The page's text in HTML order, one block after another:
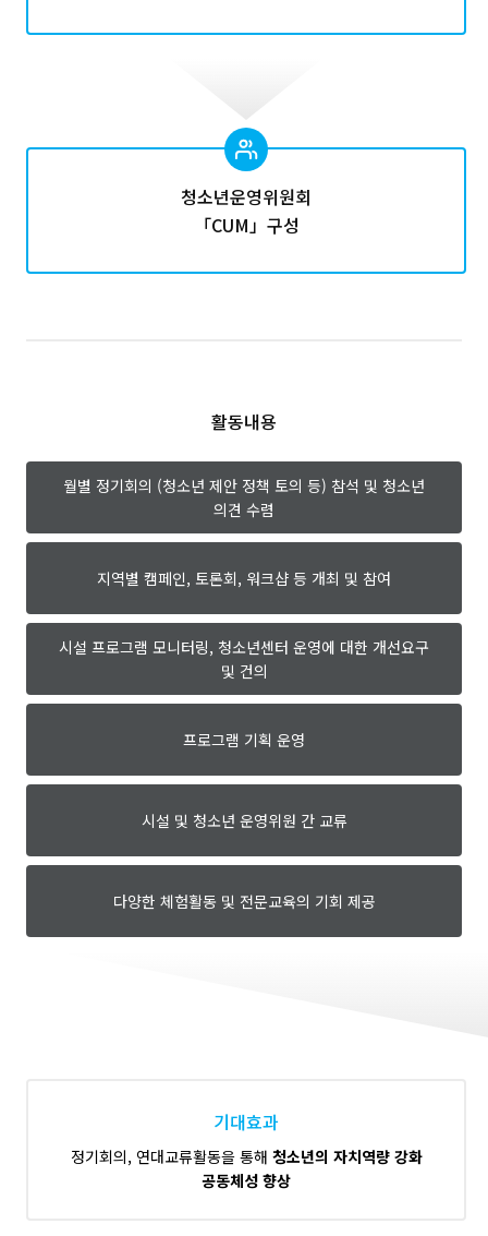
청소년운영위원회
「CUM」구성
활동내용
월별 정기회의 (청소년 제안 정책 토의 등) 참석 및 청소년
의견 수렴
지역별 캠페인, 토론회, 워크샵 등 개최 및 참여
시설 프로그램 모니터링, 청소년센터 운영에 대한 개선요구
및 건의
프로그램 기획 운영
시설 및 청소년 운영위원 간 교류
다양한 체험활동 및 전문교육의 기회 제공
기대효과
정기회의, 연대교류활동을 통해 청소년의 자치역량 강화
공동체성 향상